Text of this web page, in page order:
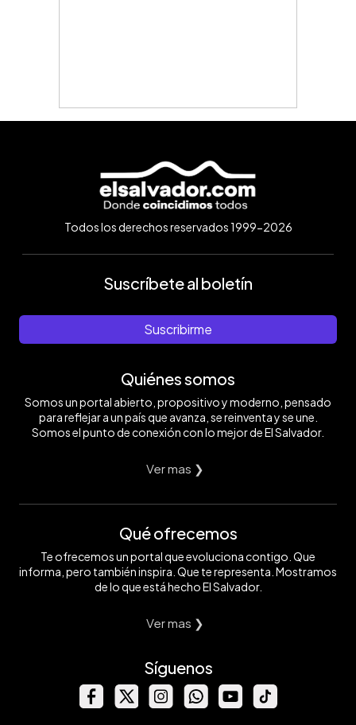
Todos los derechos reservados 1999-2026
Suscríbete al boletín
Suscribirme
Quiénes somos
Somos un portal abierto, propositivo y moderno, pensado
para reflejar a un país que avanza, se reinventa y se une.
Somos el punto de conexión con lo mejor de El Salvador.
Ver mas ❯
Qué ofrecemos
Te ofrecemos un portal que evoluciona contigo. Que
informa, pero también inspira. Que te representa. Mostramos
de lo que está hecho El Salvador.
Ver mas ❯
Síguenos